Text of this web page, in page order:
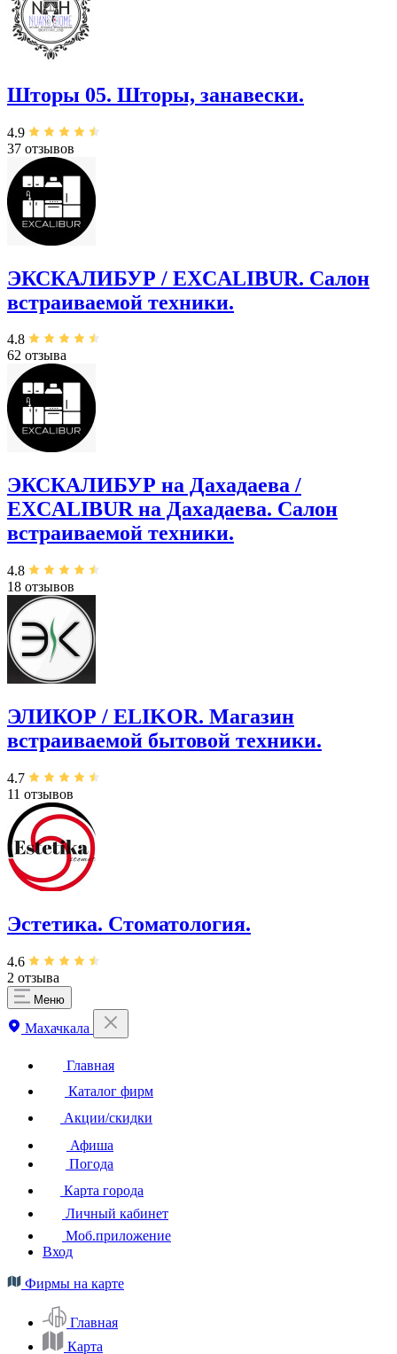
Шторы 05. Шторы, занавески.
4.9
37 отзывов
ЭКСКАЛИБУР / EXCALIBUR. ​Салон
встраиваемой техники.
4.8
62 отзыва
ЭКСКАЛИБУР на Дахадаева /
EXCALIBUR на Дахадаева. ​Салон
встраиваемой техники.
4.8
18 отзывов
ЭЛИКОР / ELIKOR. Магазин
встраиваемой бытовой техники.
4.7
11 отзывов
Эстетика. Стоматология.
4.6
2 отзыва
Меню
Махачкала
Главная
Каталог фирм
Акции/скидки
Афиша
Погода
Карта города
Личный кабинет
Моб.приложение
Вход
Фирмы на карте
Главная
Карта